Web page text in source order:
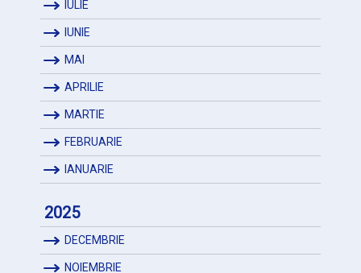
IULIE
IUNIE
MAI
APRILIE
MARTIE
FEBRUARIE
IANUARIE
2025
DECEMBRIE
NOIEMBRIE